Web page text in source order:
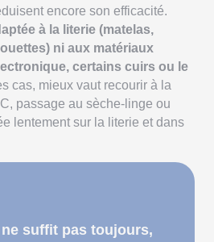
encore son efficacité.
à la literie (matelas,
ni aux matériaux
certains cuirs ou le
cas, mieux vaut recourir à la
passage au sèche-linge ou
lentement sur la literie et dans
suffit pas toujours,